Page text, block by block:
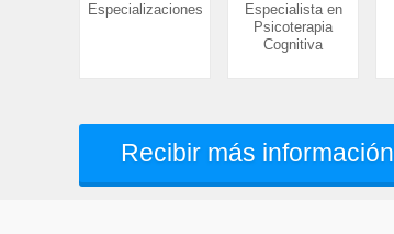
Especializaciones
Especialista en
Psicoterapia
Cognitiva
Recibir más información